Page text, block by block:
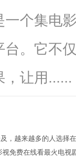
个集电
台。它不
，让用......
，越来越多的人选择
免费在线看最火电视